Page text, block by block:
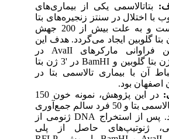
بتاتالاسمی یکی از بیماری‌های
با اختلال در سنتز زنجیره‌های بتا
هموگلوبین است و به علت بیش از 200 جهش
گلوبین ایجاد می‌گردد. هدف این
مطالعه تعیین فراوانی مارکرهای AvaII در
اینترون دوم ژن بتا گلوبین و BamHI در '3 ژن بتا
آن با بیماری تالاسمی بتا در
بود.
در این پژوهش، نمونه خون 150
فرد مبتلا به تالاسمی بتا و 50 فرد سالم جمع‌آوری
و بررسی شد. پس از استخراج DNA ژنومی از
ژنوتیپ‌های حاصل از پلی